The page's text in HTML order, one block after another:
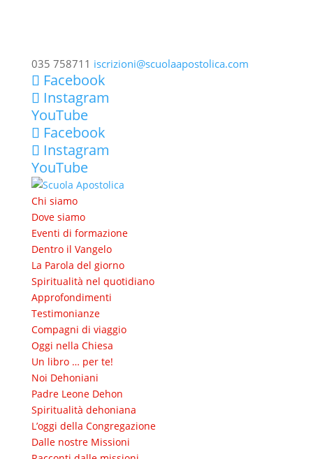
035 758711 iscrizioni@scuolaapostolica.com
Facebook
Instagram
YouTube
Facebook
Instagram
YouTube
Chi siamo
Dove siamo
Eventi di formazione
Dentro il Vangelo
La Parola del giorno
Spiritualità nel quotidiano
Approfondimenti
Testimonianze
Compagni di viaggio
Oggi nella Chiesa
Un libro … per te!
Noi Dehoniani
Padre Leone Dehon
Spiritualità dehoniana
L’oggi della Congregazione
Dalle nostre Missioni